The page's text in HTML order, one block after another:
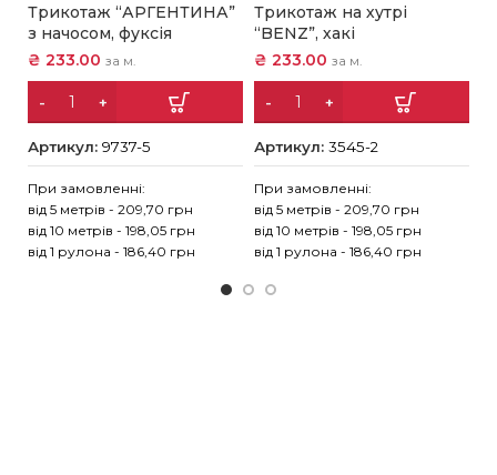
Трикотаж “АРГЕНТИНА”
з начосом, фуксія
₴ 233.00 за м.
Артикул:9737-5
При замовленні:
від 5 метрів - 209,70 грн
від 10 метрів - 198,05 грн
від 1 рулона - 186,40 грн
Трикотаж на хутрі
“BENZ”, хакі
₴ 233.00 за м.
Артикул: 3545-2
При замовленні:
від 5 метрів - 209,70 грн
від 10 метрів - 198,05 грн
від 1 рулона - 186,40 грн